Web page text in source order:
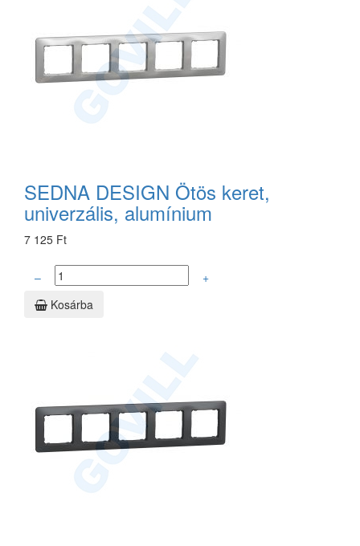
SEDNA DESIGN Ötös keret,
univerzális, alumínium
7 125 Ft
–
+
Kosárba